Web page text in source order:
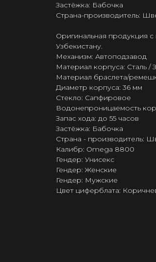
Застёжка: Бабочка
Страна-производитель:
Оригинальная продукция
Узбекистану.
Механизм: Автоподзавод
Материал корпуса: Сталь /
Материал браслета/
Диаметр корпуса: 36 мм
Стекло: Сапфировое
Водонепроницаемость
Запас хода: до 55 часов
Застёжка: Бабочка
Страна - производитель:
Калибр: Omega 8800
Гендер: Унисекс
Гендер: Женские
Гендер: Мужские
Цвет циферблата: